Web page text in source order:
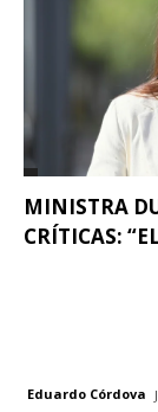
MINISTRA
CRÍTICAS:
Eduardo Córdova